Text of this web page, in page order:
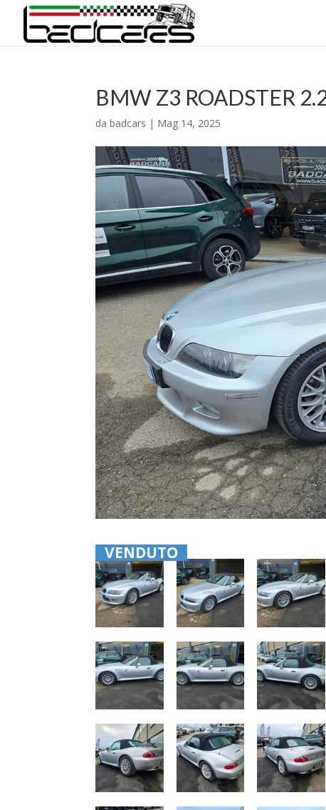
BMW Z3 ROADSTER
dabadcars | Mag 14, 2025
VENDUTO